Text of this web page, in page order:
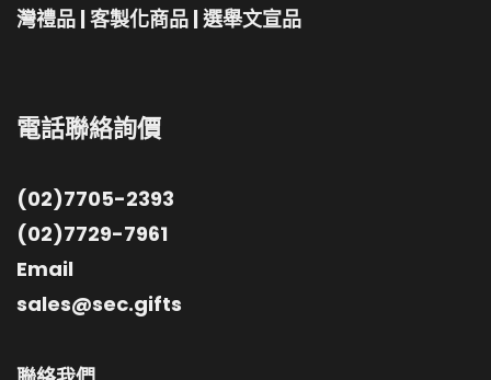
灣禮品 客製化商品 選舉文宣品
電話聯絡詢價
(02)7705-2393
(02)7729-7961
Email
sales@sec.gifts